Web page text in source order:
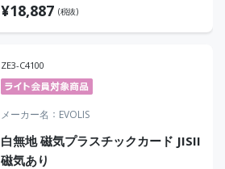
¥18,887 (税抜)
ZE3-C4100
メーカー名 EVOLIS
白無地 磁気プラスチックカード JISII
磁気あり